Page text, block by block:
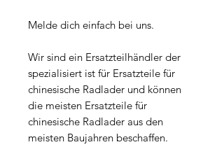
Melde dich einfach bei uns.
Wir sind ein Ersatzteilhändler der
spezialisiert ist für Ersatzteile für
chinesische Radlader und können
die meisten Ersatzteile für
chinesische Radlader aus den
meisten Baujahren beschaffen.